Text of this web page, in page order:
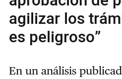
agilizar los
es peligroso”
En un análisis